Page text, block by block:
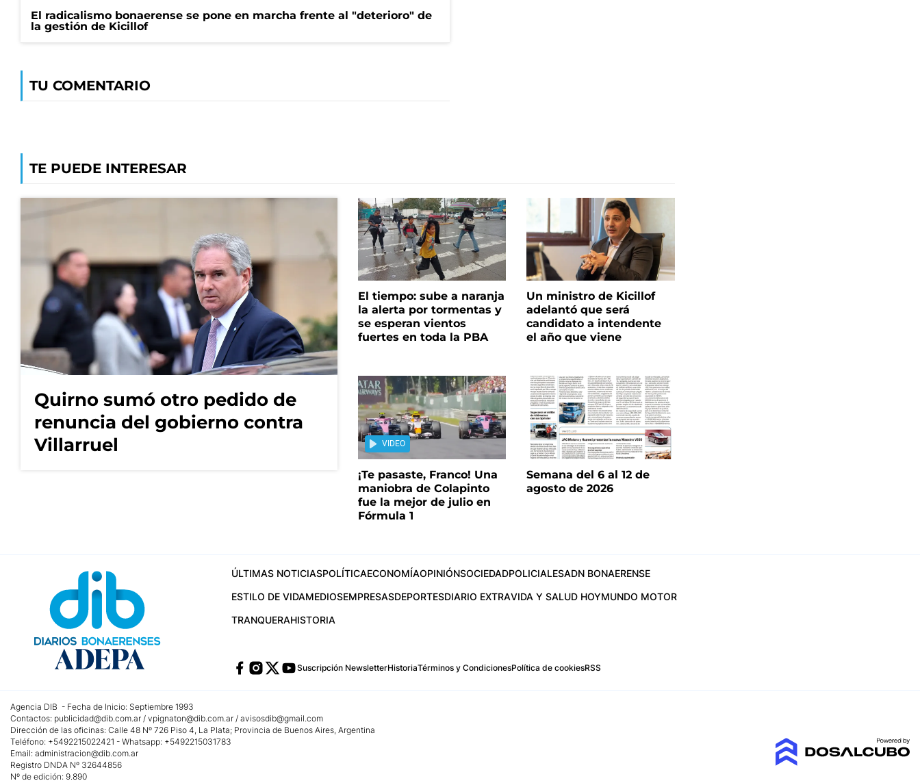
El radicalismo bonaerense se pone en marcha frente al "deterioro" de
la gestión de Kicillof
TU COMENTARIO
TE PUEDE INTERESAR
Quirno sumó otro pedido de
renuncia del gobierno contra
Villarruel
El tiempo: sube a naranja
la alerta por tormentas y
se esperan vientos
fuertes en toda la PBA
Un ministro de Kicillof
adelantó que será
candidato a intendente
el año que viene
VIDEO
¡Te pasaste, Franco! Una
maniobra de Colapinto
fue la mejor de julio en
Fórmula 1
Semana del 6 al 12 de
agosto de 2026
ÚLTIMAS NOTICIASPOLÍTICAECONOMÍAOPINIÓNSOCIEDADPOLICIALESADN BONAERENSE
ESTILO DE VIDAMEDIOSEMPRESASDEPORTESDIARIO EXTRAVIDA Y SALUD HOYMUNDO MOTOR
TRANQUERAHISTORIA
Suscripción NewsletterHistoriaTérminos y CondicionesPolítica de cookiesRSS
Agencia DIB - Fecha de Inicio: Septiembre 1993
Contactos: publicidad@dib.com.ar / vpignaton@dib.com.ar / avisosdib@gmail.com
Dirección de las oficinas: Calle 48 Nº 726 Piso 4, La Plata; Provincia de Buenos Aires, Argentina
Teléfono: +5492215022421 - Whatsapp: +5492215031783
Email: administracion@dib.com.ar
Registro DNDA Nº 32644856
Nº de edición: 9.890